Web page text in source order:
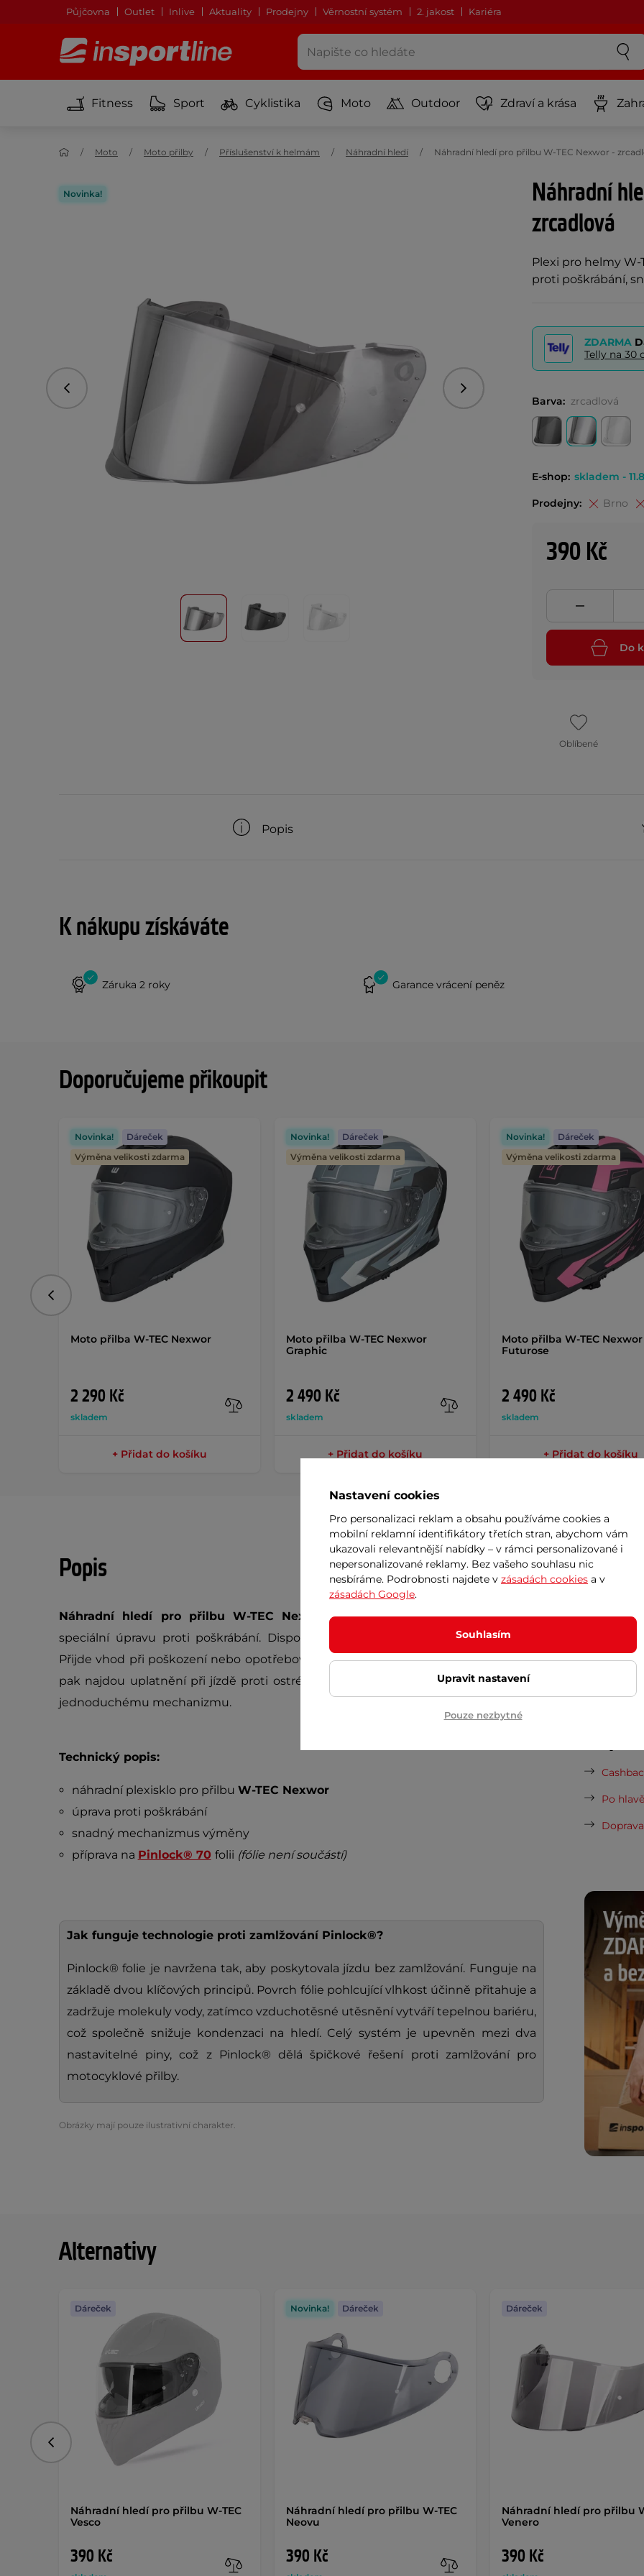
Půjčovna Outlet Inlive Aktuality Prodejny Věrnostní systém 2. jakost Kariéra
Fitness Sport Cyklistika Moto Outdoor Zdraví a krása
Moto Moto přilby Příslušenství k helmám Náhradní hledí Náhradní hledí pro přilbu W-TEC Nexwor -
Náhradní
zrcadlová
Plexi pro helmy W-
proti poškrábání,
Novinka!
Předchozí Následující
ZDARMA
Telly na 30
Barva: zrcadlová
E-shop: skladem -
Prodejny: Brno
390 Kč
Do
Oblíbené
Popis
K nákupu získáváte
Záruka 2 roky Garance vrácení peněz
Doporučujeme přikoupit
Moto přilba W-TEC Nexwor
2 290 Kč
skladem
Novinka!
Dáreček
Výměna velikosti zdarma
+ Přidat do košíku
Moto přilba W-TEC Nexwor
Graphic
2 490 Kč
skladem
Novinka!
Dáreček
Výměna velikosti zdarma
+ Přidat do košíku
Moto přilba W-TEC Nexwor
Futurose
2 490 Kč
skladem
Novinka!
Dáreček
Výměna velikosti zdarma
+ Přidat do košíku
Předchozí
Popis
Náhradní hledí pro přilbu W-TEC Nexworje vysoce kvalitní plexi, které má
speciální úpravu proti poškrábání. Disponuje praktickou přípravou proPinlock®
Přijde vhod při poškození nebo opotřebování původního hledí. Zatmavené varianty
pak najdou uplatnění při jízdě proti ostrému slunci. Plexi lze snadno vyměnit díky
jednoduchému mechanizmu.
Technický popis:
náhradní plexisklo pro přilbu W-TEC Nexwor
úprava proti poškrábání
snadný mechanizmus výměny
příprava na Pinlock® 70 folii (fólie není součástí)
Jak funguje technologie proti zamlžování Pinlock®?
Pinlock® folie je navržena tak, aby poskytovala jízdu bez zamlžování. Funguje na
základě dvou klíčových principů. Povrch fólie pohlcující vlhkost účinně přitahuje a
zadržuje molekuly vody, zatímco vzduchotěsné utěsnění vytváří tepelnou bariéru,
což společně snižuje kondenzaci na hledí. Celý systém je upevněn mezi dva
nastavitelné piny, což z Pinlock® dělá špičkové řešení proti zamlžování pro
motocyklové přilby.
Obrázky mají pouze ilustrativní charakter.
7
Nová
Vaše
Po
Alternativy
Náhradní hledí pro přilbu W-TEC
Vesco
390 Kč
Dáreček
Náhradní hledí pro přilbu W-TEC
Neovu
390 Kč
Novinka! Dáreček
Náhradní hledí pro přilbu
Venero
390 Kč
Dáreček
Předchozí
Nastavení cookies
Pro personalizaci reklam a obsahu používáme cookies a
mobilní reklamní identifikátory třetích stran, abychom vám
ukazovali relevantnější nabídky – v rámci personalizované i
nepersonalizované reklamy. Bez vašeho souhlasu nic
nesbíráme. Podrobnosti najdete v zásadách cookies a v
zásadách Google.
Souhlasím
Upravit nastavení
Pouze nezbytné